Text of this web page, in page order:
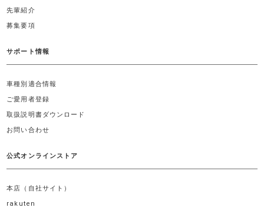
先輩紹介
募集要項
サポート情報
車種別適合情報
ご愛用者登録
取扱説明書ダウンロード
お問い合わせ
公式オンラインストア
本店（自社サイト）
rakuten